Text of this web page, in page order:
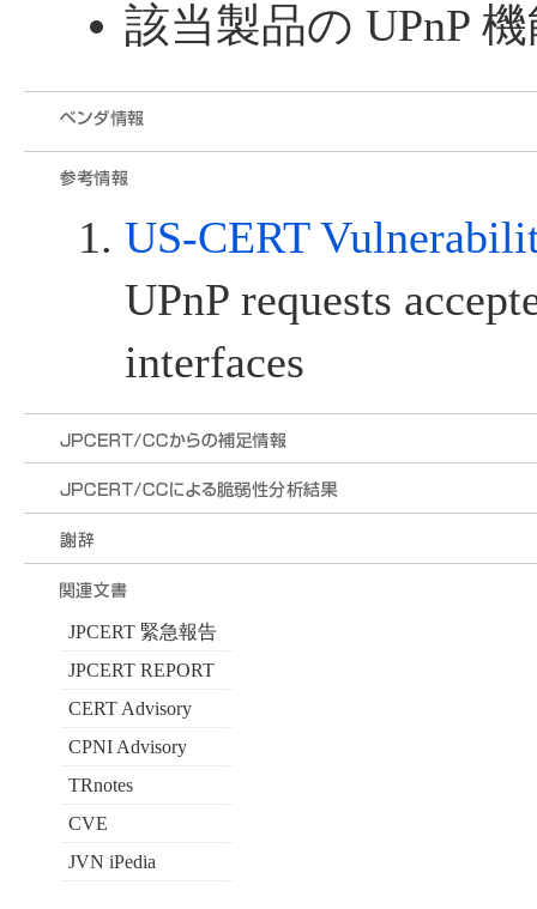
該当製品の UPnP
US-CERT
UPnP requests
interfaces
JPCERT 緊急報告
JPCERT REPORT
CERT Advisory
CPNI Advisory
TRnotes
CVE
JVN iPedia